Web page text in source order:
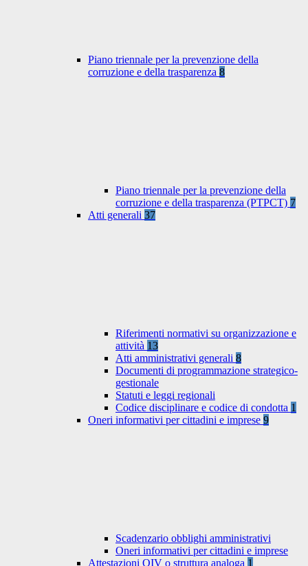
Piano triennale per la prevenzione della
corruzione e della trasparenza 8
Piano triennale per la prevenzione della
corruzione e della trasparenza (PTPCT) 7
Atti generali 37
Riferimenti normativi su organizzazione e
attività 13
Atti amministrativi generali 8
Documenti di programmazione strategico-
gestionale
Statuti e leggi regionali
Codice disciplinare e codice di condotta 1
Oneri informativi per cittadini e imprese 9
Scadenzario obblighi amministrativi
Oneri informativi per cittadini e imprese
Attestazioni OIV o struttura analoga 1